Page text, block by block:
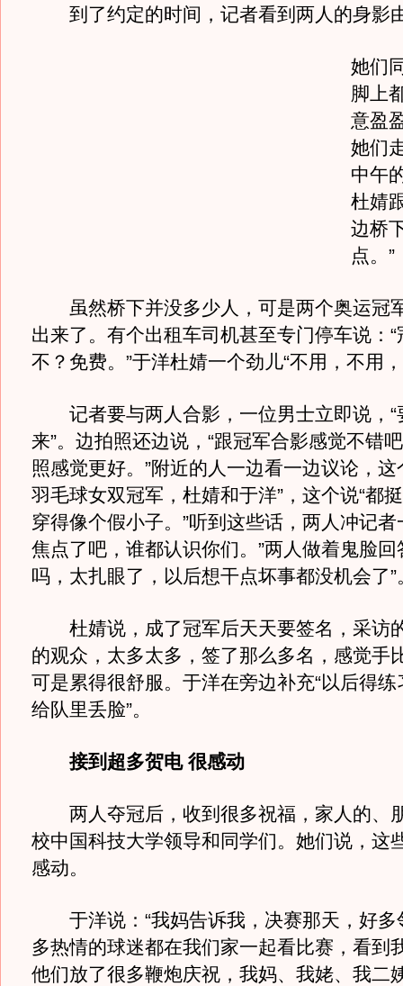
到了约定的时间，记者看到两人的身影
她们
脚上
意盈
她们
中午
杜婧
边桥
点。”
虽然桥下并没多少人，可是两个奥运冠
出来了。有个出租车司机甚至专门停车说：
不？免费。”于洋杜婧一个劲儿“不用，不用
记者要与两人合影，一位男士立即说，“
来”。边拍照还边说，“跟冠军合影感觉不错
照感觉更好。”附近的人一边看一边议论，这
羽毛球女双冠军，杜婧和于洋”，这个说“都
穿得像个假小子。”听到这些话，两人冲记者
焦点了吧，谁都认识你们。”两人做着鬼脸回
吗，太扎眼了，以后想干点坏事都没机会了”
杜婧说，成了冠军后天天要签名，采访
的观众，太多太多，签了那么多名，感觉手
可是累得很舒服。于洋在旁边补充“以后得
给队里丢脸”。
接到超多贺电 很感动
两人夺冠后，收到很多祝福，家人的、
校中国科技大学领导和同学们。她们说，这
感动。
于洋说：“我妈告诉我，决赛那天，好多
多热情的球迷都在我们家一起看比赛，看到
他们放了很多鞭炮庆祝，我妈、我姥、我二